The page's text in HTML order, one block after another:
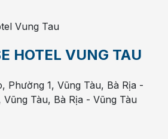
Vung Tau
HOTEL VUNG TAU
Phường 1, Vũng Tàu, Bà Rịa -
Vũng Tàu, Bà Rịa - Vũng Tàu